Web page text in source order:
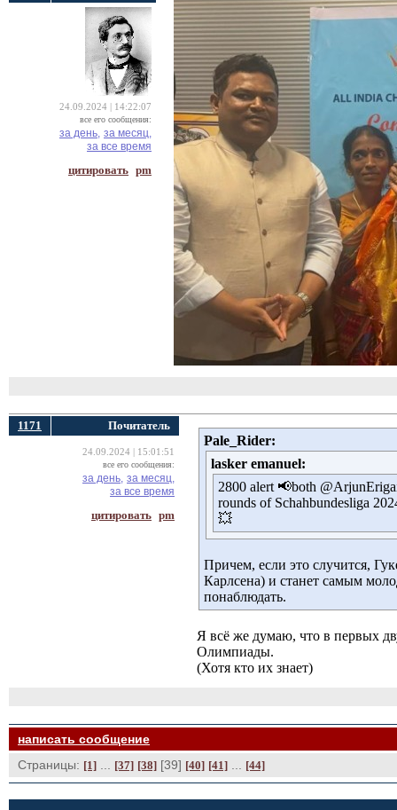
24.09.2024 | 14:22:07
все его сообщения:
за день, за месяц,
за все время
цитировать pm
1171 Почитатель
24.09.2024 | 15:01:51
все его сообщения:
за день, за месяц,
за все время
цитировать pm
Pale_Rider:
lasker emanuel:
2800 alert 📢both
rounds of Schahbundesliga
💥
Причем, если это случится,
Карлсена) и станет самым
понаблюдать.
Я всё же думаю, что в первых
Олимпиады.
(Хотя кто их знает)
написать сообщение
Страницы: [1] [37] [38] [39] [40] [41] [44]